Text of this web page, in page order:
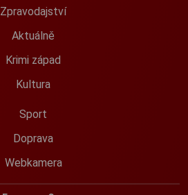
Zpravodajství
Aktuálně
Krimi západ
Kultura
Sport
Doprava
Webkamera